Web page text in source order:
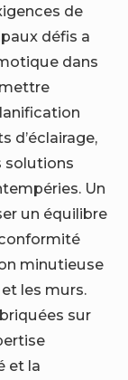
de
défis a
dans
d’éclairage,
solutions
Un
un équilibre
minutieuse
les murs.
sur
et la